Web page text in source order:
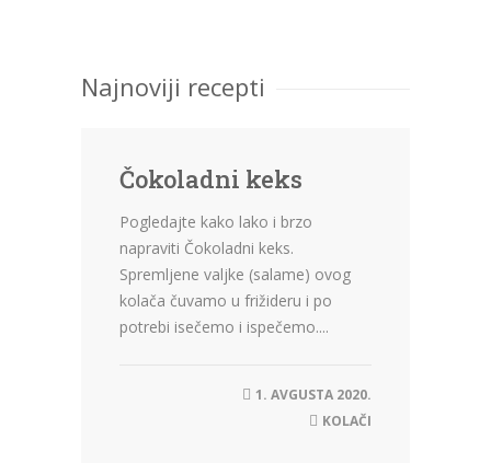
Najnoviji recepti
Čokoladni keks
Pogledajte kako lako i brzo
napraviti Čokoladni keks.
Spremljene valjke (salame) ovog
kolača čuvamo u frižideru i po
potrebi isečemo i ispečemo....
1. AVGUSTA 2020.
KOLAČI